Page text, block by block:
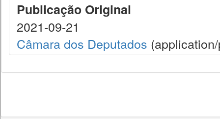
Publicação Original
2021-09-21
Câmara dos Deputados